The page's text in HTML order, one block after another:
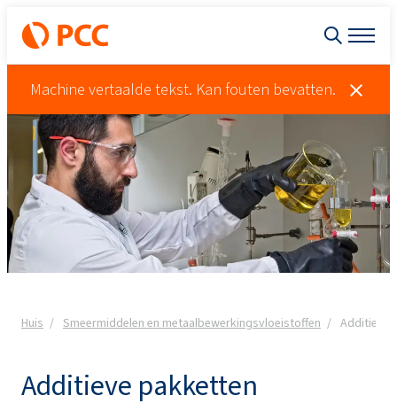
Machine vertaalde tekst. Kan fouten bevatten.
Huis Smeermiddelen en metaalbewerkingsvloeistoffen Additieve
Additieve pakketten